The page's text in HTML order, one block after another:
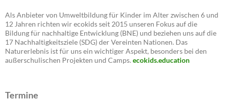
Als Anbieter von Umweltbildung für Kinder im Alter zwischen 6 und
12 Jahren richten wir ecokids seit 2015 unseren Fokus auf die
Bildung für nachhaltige Entwicklung (BNE) und beziehen uns auf die
17 Nachhaltigkeitsziele (SDG) der Vereinten Nationen. Das
Naturerlebnis ist für uns ein wichtiger Aspekt, besonders bei den
außerschulischen Projekten und Camps. ecokids.education
Termine